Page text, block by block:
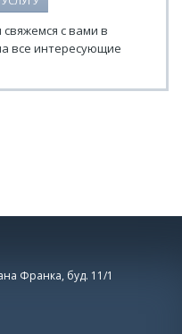
с вами в
все интересующие
Франка, буд. 11/1